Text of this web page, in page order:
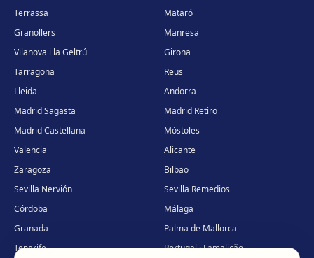
Terrassa
Mataró
Granollers
Manresa
Vilanova i la Geltrú
Girona
Tarragona
Reus
Lleida
Andorra
Madrid Sagasta
Madrid Retiro
Madrid Castellana
Móstoles
Valencia
Alicante
Zaragoza
Bilbao
Sevilla Nervión
Sevilla Remedios
Córdoba
Málaga
Granada
Palma de Mallorca
Tenerife
Portugal · Famalicão